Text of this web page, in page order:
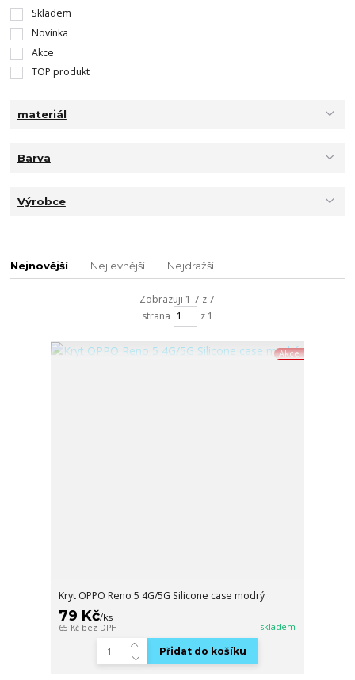
Skladem
Novinka
Akce
TOP produkt
materiál
Barva
Výrobce
Nejnovější Nejlevnější Nejdražší
Zobrazuji 1-7 z 7
strana
z 1
Akce
Kryt OPPO Reno 5 4G/5G Silicone case modrý
79 Kč/ks
65 Kč bez DPH skladem
Přidat do košíku